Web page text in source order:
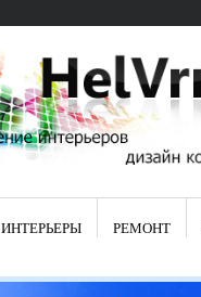
ИНТЕРЬЕРЫ РЕМОНТ